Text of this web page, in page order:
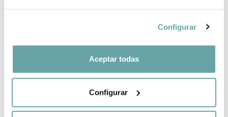
Configurar
Aceptar todas
Configurar
ALTRES CLIENTS TAMBÉ VAN VEURE